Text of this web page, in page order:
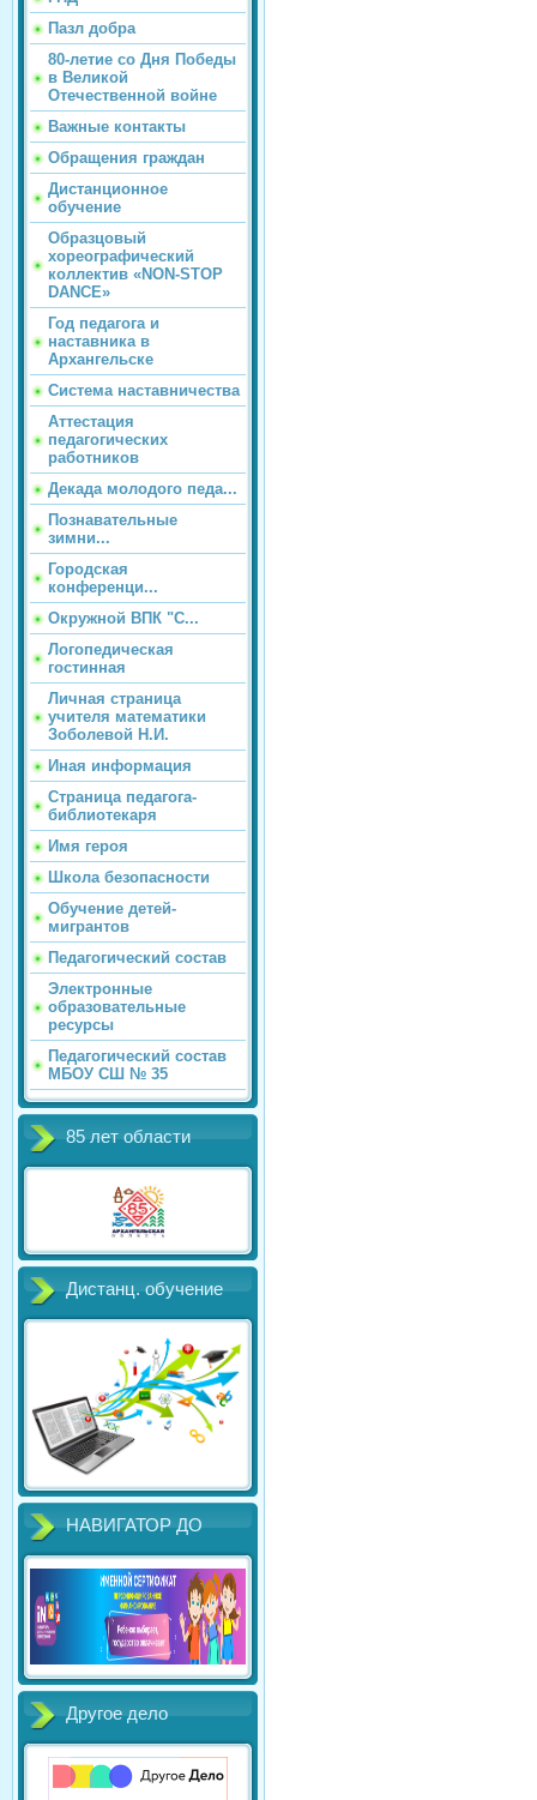
Пазл добра
80-летие со Дня Победы
в Великой
Отечественной войне
Важные контакты
Обращения граждан
Дистанционное
обучение
Образцовый
хореографический
коллектив «NON-STOP
DANCE»
Год педагога и
наставника в
Архангельске
Система наставничества
Аттестация
педагогических
работников
Декада молодого педа...
Познавательные
зимни...
Городская
конференци...
Окружной ВПК "С...
Логопедическая
гостинная
Личная страница
учителя математики
Зоболевой Н.И.
Иная информация
Страница педагога-
библиотекаря
Имя героя
Школа безопасности
Обучение детей-
мигрантов
Педагогический состав
Электронные
образовательные
ресурсы
Педагогический состав
МБОУ СШ № 35
85 лет области
Дистанц. обучение
НАВИГАТОР ДО
Другое дело